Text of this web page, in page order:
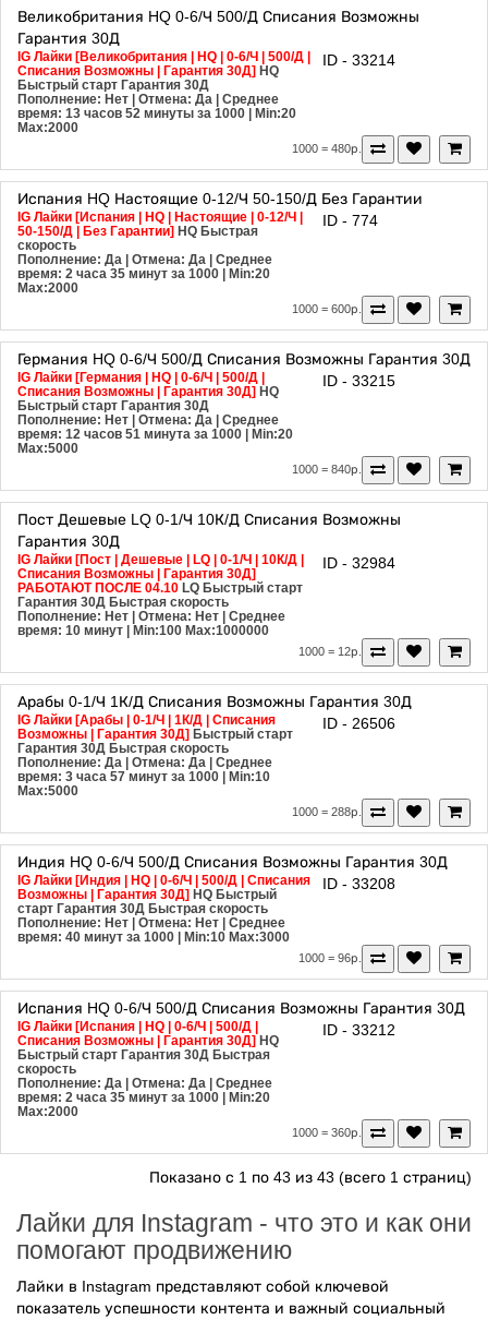
Великобритания HQ 0-6/Ч 500/Д Списания Возможны
Гарантия 30Д
IG Лайки [Великобритания | HQ | 0-6/Ч | 500/Д |
Списания Возможны | Гарантия 30Д] HQ
Быстрый старт Гарантия 30Д
Пополнение: Нет | Отмена: Да | Среднее
время: 13 часов 52 минуты за 1000
| Min:20
Max:2000
ID - 33214
1000 = 480р.
Испания HQ Настоящие 0-12/Ч 50-150/Д Без Гарантии
IG Лайки [Испания | HQ | Настоящие | 0-12/Ч |
50-150/Д | Без Гарантии] HQ Быстрая
скорость
Пополнение: Да | Отмена: Да | Среднее
время: 2 часа 35 минут за 1000
| Min:20
Max:2000
ID - 774
1000 = 600р.
Германия HQ 0-6/Ч 500/Д Списания Возможны Гарантия 30Д
IG Лайки [Германия | HQ | 0-6/Ч | 500/Д |
Списания Возможны | Гарантия 30Д] HQ
Быстрый старт Гарантия 30Д
Пополнение: Нет | Отмена: Да | Среднее
время: 12 часов 51 минута за 1000
| Min:20
Max:5000
ID - 33215
1000 = 840р.
Пост Дешевые LQ 0-1/Ч 10К/Д Списания Возможны
Гарантия 30Д
IG Лайки [Пост | Дешевые | LQ | 0-1/Ч | 10К/Д |
Списания Возможны | Гарантия 30Д]
РАБОТАЮТ ПОСЛЕ 04.10 LQ Быстрый старт
Гарантия 30Д Быстрая скорость
Пополнение: Нет | Отмена: Нет | Среднее
время: 10 минут
| Min:100 Max:1000000
ID - 32984
1000 = 12р.
Арабы 0-1/Ч 1К/Д Списания Возможны Гарантия 30Д
IG Лайки [Арабы | 0-1/Ч | 1К/Д | Списания
Возможны | Гарантия 30Д] Быстрый старт
Гарантия 30Д Быстрая скорость
Пополнение: Да | Отмена: Да | Среднее
время: 3 часа 57 минут за 1000
| Min:10
Max:5000
ID - 26506
1000 = 288р.
Индия HQ 0-6/Ч 500/Д Списания Возможны Гарантия 30Д
IG Лайки [Индия | HQ | 0-6/Ч | 500/Д | Списания
Возможны | Гарантия 30Д] HQ Быстрый
старт Гарантия 30Д Быстрая скорость
Пополнение: Нет | Отмена: Нет | Среднее
время: 40 минут за 1000
| Min:10 Max:3000
ID - 33208
1000 = 96р.
Испания HQ 0-6/Ч 500/Д Списания Возможны Гарантия 30Д
IG Лайки [Испания | HQ | 0-6/Ч | 500/Д |
Списания Возможны | Гарантия 30Д] HQ
Быстрый старт Гарантия 30Д Быстрая
скорость
Пополнение: Да | Отмена: Да | Среднее
время: 2 часа 35 минут за 1000
| Min:20
Max:2000
ID - 33212
1000 = 360р.
Показано с 1 по 43 из 43 (всего 1 страниц)
Лайки для Instagram - что это и как они
помогают продвижению
Лайки в Instagram представляют собой ключевой
показатель успешности контента и важный социальный